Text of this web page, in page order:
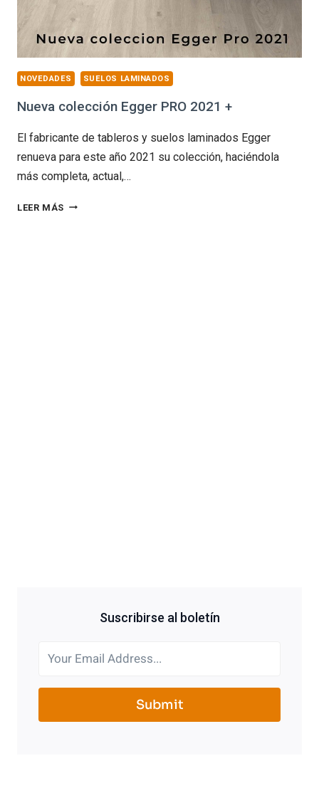
NOVEDADES SUELOS LAMINADOS
Nueva colección Egger PRO 2021 +
El fabricante de tableros y suelos laminados Egger
renueva para este año 2021 su colección, haciéndola
más completa, actual,…
LEER MÁS NUEVA
Suscribirse al boletín
Submit